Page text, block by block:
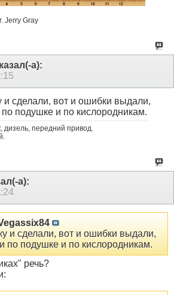
Jerry Gray
а):
и сделали, вот и ошибки выдали,
подушке и по кислородникам.
дизель, передний привод.
а):
и сделали, вот и ошибки выдали,
по подушке и по кислородникам.
речь?